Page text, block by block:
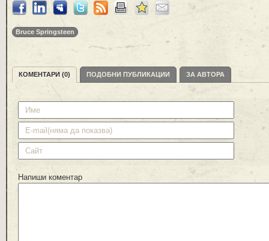
Bruce Springsteen
КОМЕНТАРИ (0) ПОДОБНИ ПУБЛИКАЦИИ ЗА АВТОРА
Напиши коментар